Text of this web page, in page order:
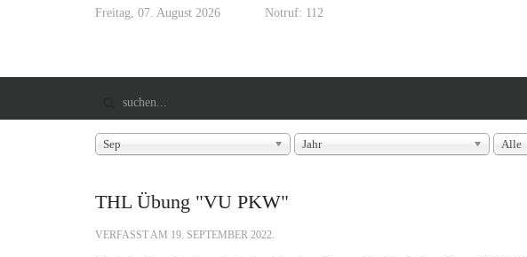
Freitag, 07. August 2026 Notruf: 112
Sep Jahr Alle
THL Übung "VU PKW"
VERFASST AM 19. SEPTEMBER 2022.